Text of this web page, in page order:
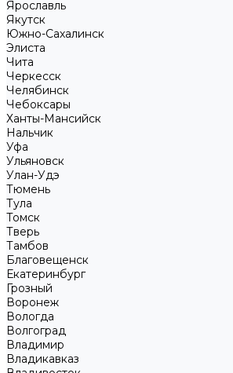
Ярославль
Якутск
Южно-Сахалинск
Элиста
Чита
Черкесск
Челябинск
Чебоксары
Ханты-Мансийск
Нальчик
Уфа
Ульяновск
Улан-Удэ
Тюмень
Тула
Томск
Тверь
Тамбов
Благовещенск
Екатеринбург
Грозный
Воронеж
Вологда
Волгоград
Владимир
Владикавказ